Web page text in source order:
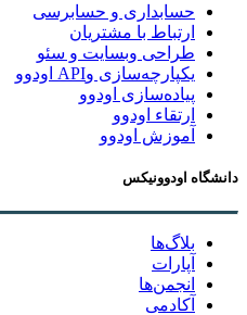
حسابداری و حسابرسی
ارتباط با مشتریان
طراحی وبسایت و سئو
یکپارچه‌سازی وAPI اودوو
پیاده‌سازی اودوو
ارتقاء اودوو
آموزش اودوو
دانشگاه اودوونیکس
بلاگ‌ها
آپارات
انجمن‌ها
آکادمی